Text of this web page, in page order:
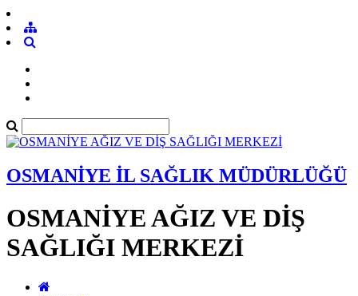
OSMANİYE İL SAĞLIK MÜDÜRLÜĞÜ
OSMANİYE AĞIZ VE DİŞ
SAĞLIĞI MERKEZİ